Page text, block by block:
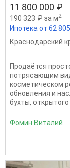
11 800 000 ₽
190 323 ₽ за м2
Ипотека от 62
Краснодарский
Продаётся
потрясающим
косметическом
обновления и
бухты, открытого
Фомин Виталий